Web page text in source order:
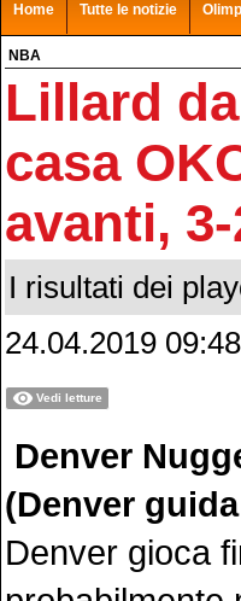
Home Tutte le notizie
NBA
Lillard
casa
avanti,
I risultati dei
24.04.2019 09:48
Vedi letture
Denver
(Denver
Denver gioca